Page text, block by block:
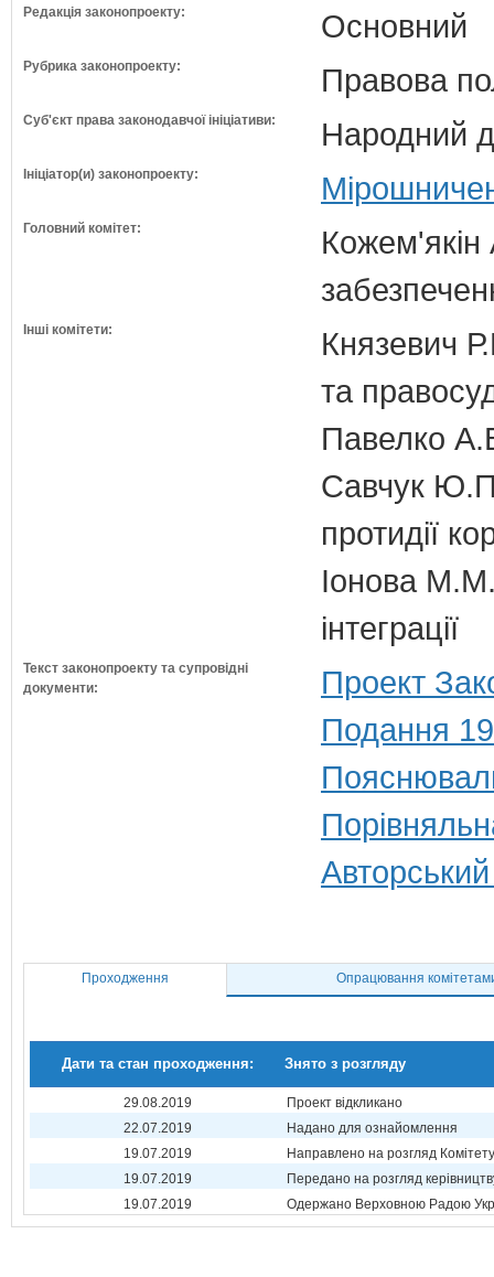
Редакція законопроекту: Основний
Рубрика законопроекту: Правова
Суб'єкт права законодавчої ініціативи: Народний
Ініціатор(и) законопроекту:
Головний комітет:
Кожем'якін
Інші комітети:
Князевич
та
Павелко
Савчук Ю.П.
протидії
Іонова М.М.
інтеграції
Текст законопроекту та супровідні
документи:
Проект
Подання
Проходження Опрацювання
Дати та стан проходження: Знято з розгляду
29.08.2019
Проект відкликано
22.07.2019
Надано для ознайомлення
19.07.2019
Направлено на розгляд Комітету
19.07.2019
Передано на розгляд
19.07.2019
Одержано Верховною Радою